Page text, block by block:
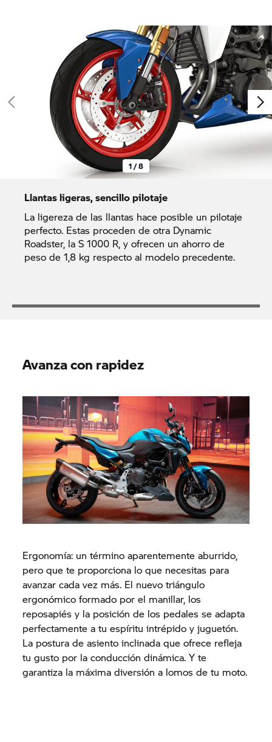
1 / 8
Llantas ligeras, sencillo pilotaje
La ligereza de las llantas hace posible un pilotaje
perfecto. Estas proceden de otra Dynamic
Roadster, la S 1000 R, y ofrecen un ahorro de
peso de 1,8 kg respecto al modelo precedente.
Avanza con rapidez
Ergonomía: un término aparentemente aburrido,
pero que te proporciona lo que necesitas para
avanzar cada vez más. El nuevo triángulo
ergonómico formado por el manillar, los
reposapiés y la posición de los pedales se adapta
perfectamente a tu espíritu intrépido y juguetón.
La postura de asiento inclinada que ofrece refleja
tu gusto por la conducción dinámica. Y te
garantiza la máxima diversión a lomos de tu moto.